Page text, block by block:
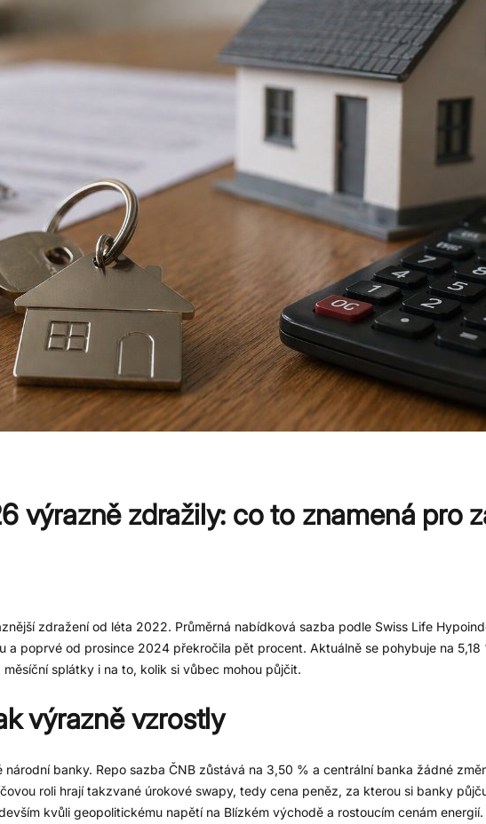
výrazně zdražily: co to znamená pro
zdražení od léta 2022. Průměrná nabídková sazba podle Swiss Life
a poprvé od prosince 2024 překročila pět procent. Aktuálně se pohybuje na 5,18
splátky i na to, kolik si vůbec mohou půjčit.
výrazně vzrostly
banky. Repo sazba ČNB zůstává na 3,50 % a centrální banka žádné
roli hrají takzvané úrokové swapy, tedy cena peněz, za kterou si banky
kvůli geopolitickému napětí na Blízkém východě a rostoucím cenám energií.